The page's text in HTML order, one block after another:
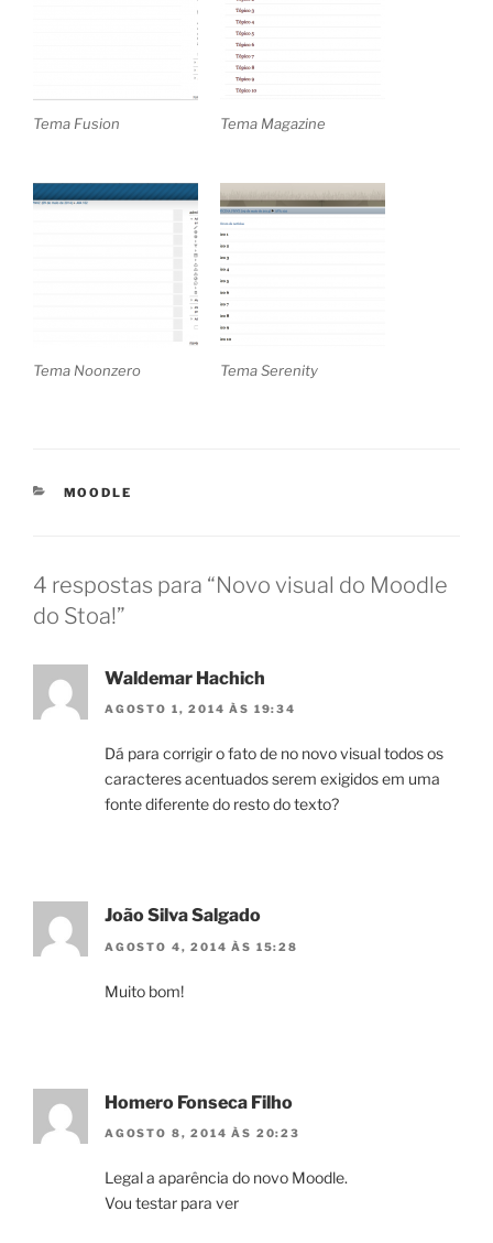
Tema Fusion Tema Magazine
Tema Noonzero Tema Serenity
CATEGORIAS
MOODLE
4 respostas para “Novo visual do Moodle
do Stoa!”
Waldemar Hachich
AGOSTO 1, 2014 ÀS 19:34
Dá para corrigir o fato de no novo visual todos os
caracteres acentuados serem exigidos em uma
fonte diferente do resto do texto?
João Silva Salgado
AGOSTO 4, 2014 ÀS 15:28
Muito bom!
Homero Fonseca Filho
AGOSTO 8, 2014 ÀS 20:23
Legal a aparência do novo Moodle.
Vou testar para ver